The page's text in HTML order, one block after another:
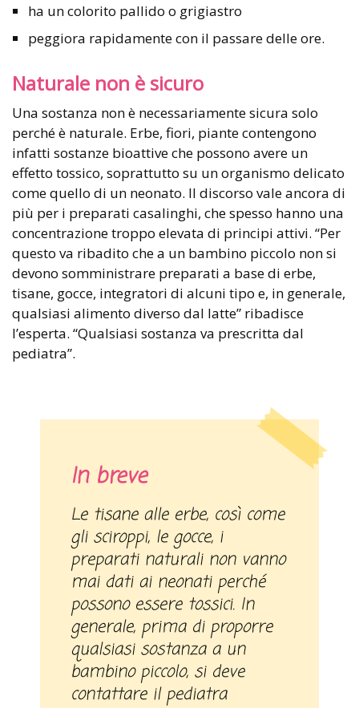
ha un colorito pallido o grigiastro
peggiora rapidamente con il passare delle ore.
Naturale non è sicuro
Una sostanza non è necessariamente sicura solo
perché è naturale. Erbe, fiori, piante contengono
infatti sostanze bioattive che possono avere un
effetto tossico, soprattutto su un organismo delicato
come quello di un neonato. Il discorso vale ancora di
più per i preparati casalinghi, che spesso hanno una
concentrazione troppo elevata di principi attivi. “Per
questo va ribadito che a un bambino piccolo non si
devono somministrare preparati a base di erbe,
tisane, gocce, integratori di alcuni tipo e, in generale,
qualsiasi alimento diverso dal latte” ribadisce
l’esperta. “Qualsiasi sostanza va prescritta dal
pediatra”.
In breve
Le tisane alle erbe, così come
gli sciroppi, le gocce, i
preparati naturali non vanno
mai dati ai neonati perché
possono essere tossici. In
generale, prima di proporre
qualsiasi sostanza a un
bambino piccolo, si deve
contattare il pediatra